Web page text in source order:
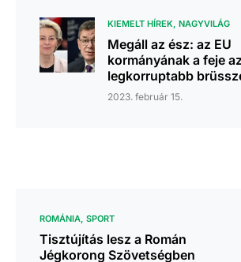
KIEMELT HÍREK NAGYVILÁG
Megáll az ész: az EU
kormányának a feje
legkorruptabb
2023. február 15.
ROMÁNIA SPORT
Tisztújítás lesz a Román
Jégkorong Szövetségben